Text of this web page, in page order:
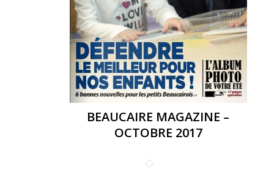
BEAUCAIRE MAGAZINE –
OCTOBRE 2017